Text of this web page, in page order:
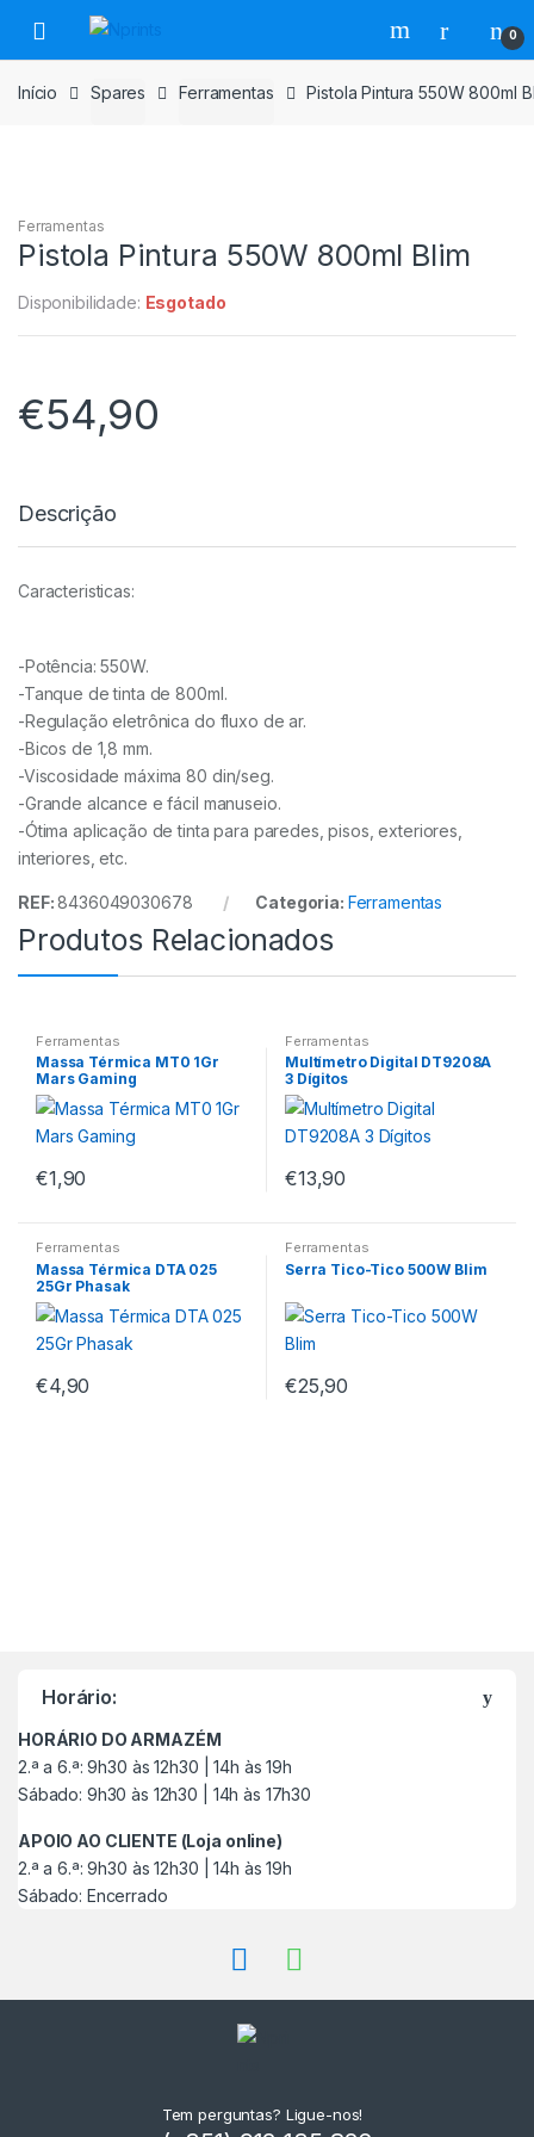
para
navegação
para
o
conteúdo
0
Início Spares Ferramentas Pistola Pintura 550W 800ml
Ferramentas
Pistola Pintura 550W 800ml Blim
Disponibilidade: Esgotado
€54,90
Descrição
Caracteristicas:
-Potência: 550W.
-Tanque de tinta de 800ml.
-Regulação eletrônica do fluxo de ar.
-Bicos de 1,8 mm.
-Viscosidade máxima 80 din/seg.
-Grande alcance e fácil manuseio.
-Ótima aplicação de tinta para paredes, pisos, exteriores,
interiores, etc.
REF:8436049030678 Categoria: Ferramentas
Produtos Relacionados
Ferramentas
Massa Térmica MT0 1Gr
Mars Gaming
€1,90
Ferramentas
Multímetro Digital DT9208A
3 Dígitos
€13,90
Ferramentas
Massa Térmica DTA 025
25Gr Phasak
€4,90
Ferramentas
Serra Tico-Tico 500W Blim
€25,90
r
Horário:
HORÁRIO DO ARMAZÉM
2.ª a 6.ª: 9h30 às 12h30 | 14h às 19h
Sábado: 9h30 às 12h30 | 14h às 17h30
APOIO AO CLIENTE (Loja online)
2.ª a 6.ª: 9h30 às 12h30 | 14h às 19h
Sábado: Encerrado
Tem perguntas? Ligue-nos!